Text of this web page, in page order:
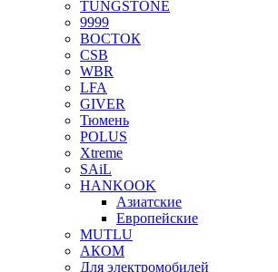
TUNGSTONE
9999
ВОСТОК
CSB
WBR
LFA
GIVER
Тюмень
POLUS
Xtreme
SAiL
HANKOOK
Азиатские
Европейские
MUTLU
АКОМ
Для электромобилей